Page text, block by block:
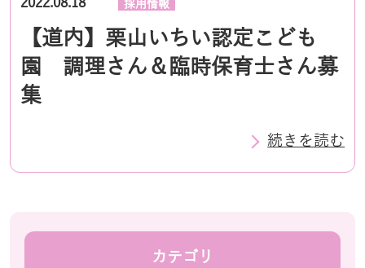
2022.08.18 採用情報
【道内】栗山いちい認定こども
園 調理さん＆臨時保育士さん募
集
続きを読む
カテゴリ